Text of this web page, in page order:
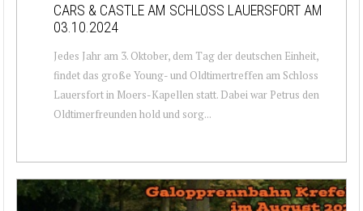
CARS & CASTLE AM SCHLOSS LAUERSFORT AM
03.10.2024
Jedes Jahr am 3. Oktober, dem Tag der deutschen Einheit,
findet das große Young- und Oldtimertreffen am Schloss
Lauersfort in Moers-Kapellen statt. Dabei war Petrus den
Oldtimerfreunden hold und sorg...